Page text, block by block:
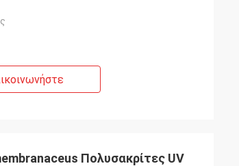
Πολυσακρίτες UV